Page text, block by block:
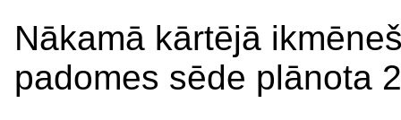
Nākamā kārtējā
padomes sēde plānota